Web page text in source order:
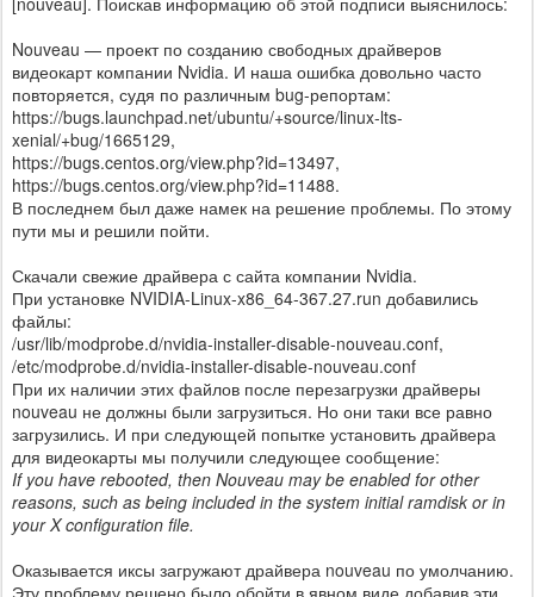
Nouveau — проект по созданию свободных драйверов
видеокарт компании Nvidia. И наша ошибка довольно часто
повторяется, судя по различным bug-репортам:
https://bugs.launchpad.net/ubuntu/+source/linux-lts-
xenial/+bug/1665129,
https://bugs.centos.org/view.php?id=13497,
https://bugs.centos.org/view.php?id=11488.
В последнем был даже намек на решение проблемы. По этому
пути мы и решили пойти.
Скачали свежие драйвера с сайта компании Nvidia.
При установке NVIDIA-Linux-x86_64-367.27.run добавились
файлы:
/usr/lib/modprobe.d/nvidia-installer-disable-nouveau.conf,
/etc/modprobe.d/nvidia-installer-disable-nouveau.conf
При их наличии этих файлов после перезагрузки драйверы
nouveau не должны были загрузиться. Но они таки все равно
загрузились. И при следующей попытке установить драйвера
для видеокарты мы получили следующее сообщение:
If you have rebooted, then Nouveau may be enabled for other
reasons, such as being included in the system initial ramdisk or in
your X configuration file.
Оказывается иксы загружают драйвера nouveau по умолчанию.
Эту проблему решено было обойти в явном виде добавив эти